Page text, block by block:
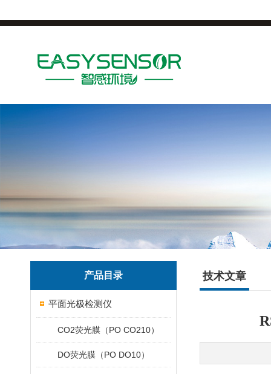
产品目录
平面光极检测仪
CO2荧光膜（PO CO210）
DO荧光膜（PO DO10）
技术文章